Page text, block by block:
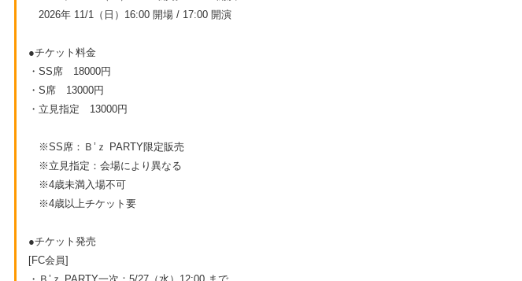
2026年 11/1（日）16:00 開場 / 17:00 開演
●チケット料金
・SS席 18000円
・S席 13000円
・立見指定 13000円
※SS席：Ｂ’ｚ PARTY限定販売
※立見指定：会場により異なる
※4歳未満入場不可
※4歳以上チケット要
●チケット発売
[FC会員]